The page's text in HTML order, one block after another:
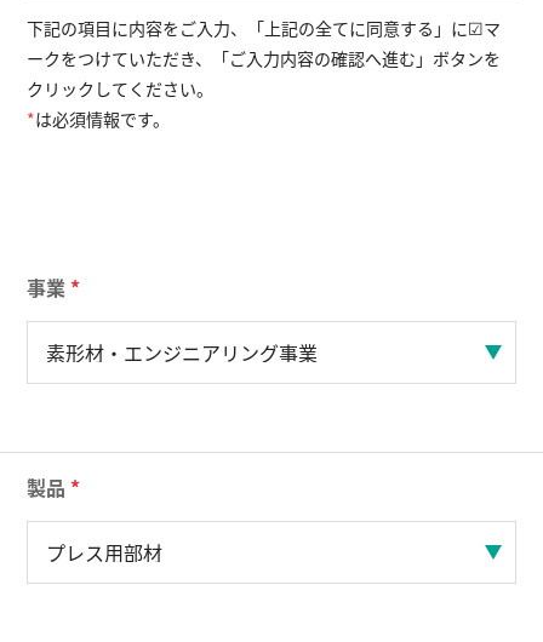
下記の項目に内容をご入力、「上記の全てに同意する」に☑マ
ークをつけていただき、「ご入力内容の確認へ進む」ボタンを
クリックしてください。
*は必須情報です。
事業 *
製品 *